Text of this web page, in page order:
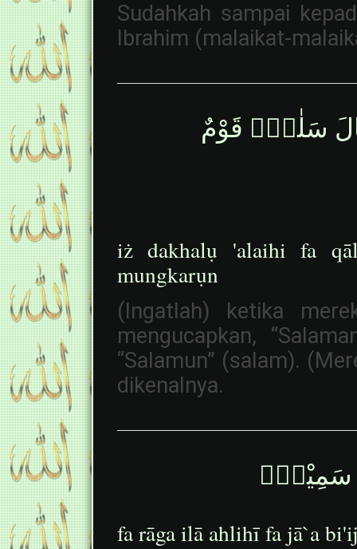
Sudahkah sampai
Ibrahim (malaikat-
ۗقَالَ سَلٰمٌۚ قَوْمٌ
iż dakhalụ 'alaihi fa
mungkarụn
(Ingatlah) ketika
mengucapkan,
“Salamun” (salam).
dikenalnya.
سَمِيْنٍۙ
fa rāga ilā ahlihī fa jā`a